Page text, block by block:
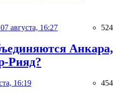
07 августа, 16:27 524
Анкара,
Рияд?
16:19 454